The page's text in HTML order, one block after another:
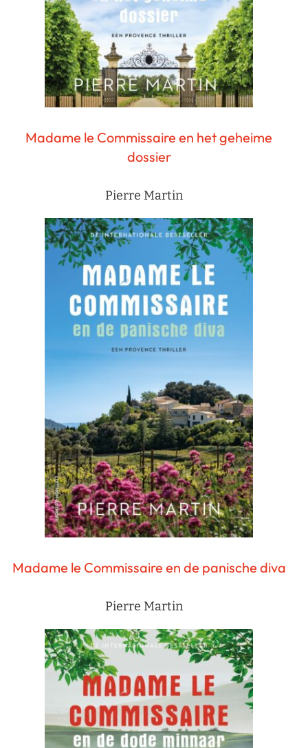
Madame le Commissaire en het geheime
dossier
Pierre Martin
Madame le Commissaire en de panische diva
Pierre Martin